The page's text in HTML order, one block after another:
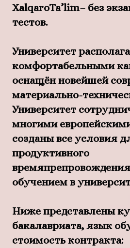
XalqaroTa’lim– без
тестов.
Университет
комфортабельными
оснащён новейшей
материально-
Университет
многими
созданы все условия
продуктивного
обучением в
Ниже представлены
бакалавриата, язык
стоимость контракта: